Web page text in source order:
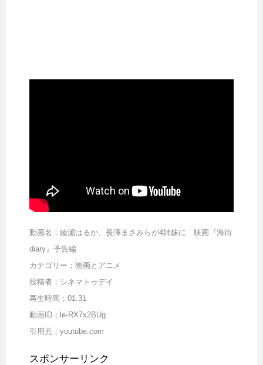
動画名；綾瀬はるか、長澤まさみらが4姉妹に 映画『海街
diary』予告編
カテゴリー；映画とアニメ
投稿者；シネマトゥデイ
再生時間；01:31
動画ID；le-RX7x2BUg
引用元；youtube.com
スポンサーリンク